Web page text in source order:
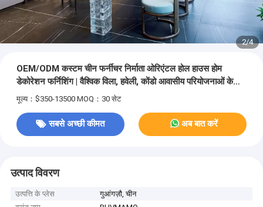
2/4
OEM/ODM कस्टम चीन फर्नीचर निर्माता ओरिएंटल होल हाउस होम
डेकोरेशन फर्निशिंग | वैश्विक विला, हवेली, कोंडो आवासीय परियोजनाओं के
लिए अनुकूलित कस्टम फिक्स्ड और मूवेबल टी रूम फर्नीचर
मूल्य：$350-13500 MOQ：30 सेट
सबसे अच्छी कीमत अब बात करें
उत्पाद विवरण
उत्पत्ति के प्लेस
गुआंगज़ौ, चीन